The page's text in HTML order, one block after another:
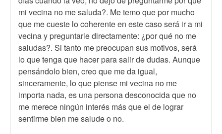
mi vecina no me saluda?. Me temo que por mucho
que me cueste lo coherente en este caso será ir a mi
vecina y preguntarle directamente: ¿por qué no me
saludas?. Si tanto me preocupan sus motivos, será
lo que tenga que hacer para salir de dudas. Aunque
pensándolo bien, creo que me da igual,
sinceramente, lo que piense mi vecina no me
importa nada, es una persona desconocida que no
me merece ningún interés más que el de lograr
sentirme bien me salude o no.